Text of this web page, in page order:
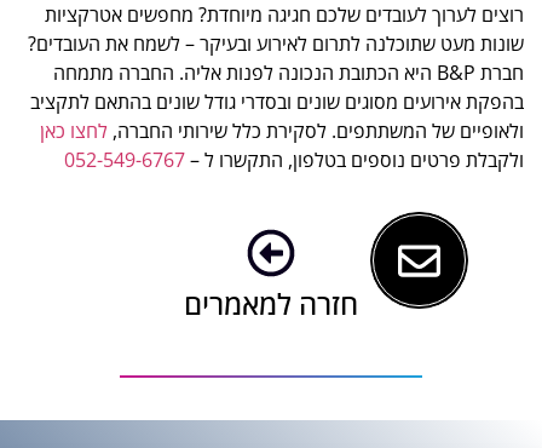
רוצים לערוך לעובדים שלכם חגיגה מיוחדת? מחפשים אטרקציות
שונות מעט שתוכלנה לתרום לאירוע ובעיקר – לשמח את העובדים?
חברת B&P היא הכתובת הנכונה לפנות אליה. החברה מתמחה
בהפקת אירועים מסוגים שונים ובסדרי גודל שונים בהתאם לתקציב
ולאופיים של המשתתפים. לסקירת כלל שירותי החברה, לחצו כאן
ולקבלת פרטים נוספים בטלפון, התקשרו ל –052-549-6767
חזרה למאמרים